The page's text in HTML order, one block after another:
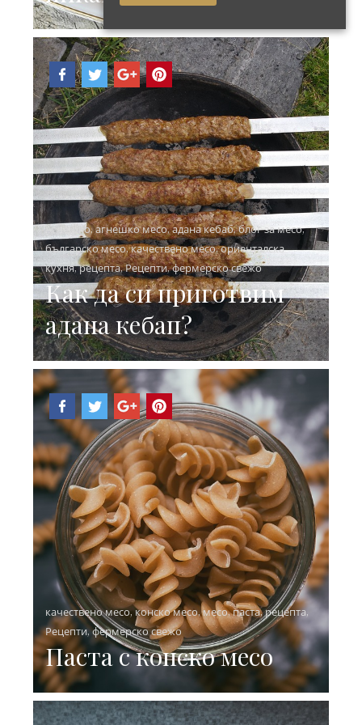
Агнешко,агнешко месо,адана кебаб,блог за месо,
българско месо,качествено месо,ориенталска
кухня,рецепта,Рецепти,фермерско свежо
Как да си приготвим
адана кебап?
качествено месо,конско месо,месо,паста,рецепта,
Рецепти,фермерско свежо
Паста с конско месо